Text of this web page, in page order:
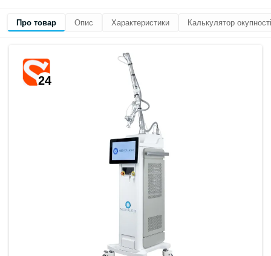
Про товар Опис Характеристики Калькулятор окупності
24